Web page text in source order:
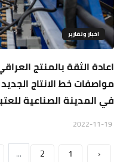
اخبار وتقارير
اعادة الثقة بالمنتج
مواصفات خط الانتاج
في المدينة الصناعية
‹
1
2
...